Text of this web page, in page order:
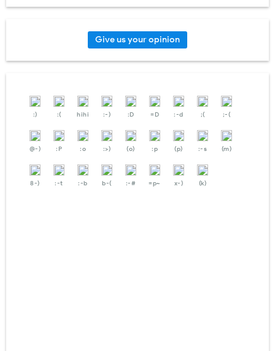
Give us your opinion
:) :( hihi :-) :D =D :-d ;( ;-(
@-) :P :o :>) (o) :p (p) :-s (m)
8-) :-t :-b b-( :-# =p~ x-) (k)